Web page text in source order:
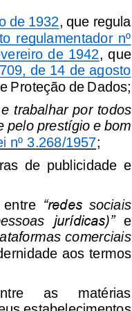
de 1932 , que regula
regulamentador  nº
de 1942 , que
de 14 de agosto
Proteção de Dados;
e trabalhar por todos
pelo prestígio e bom
nº 3.268/1957;
de publicidade e
entre “redes sociais
jurídicas)”
e
comerciais
aos termos
as
matérias